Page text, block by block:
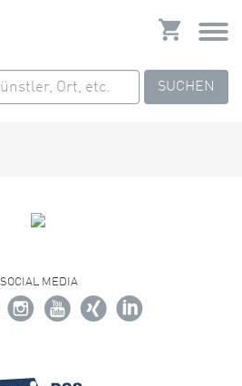
SUCHEN
SOCIAL MEDIA